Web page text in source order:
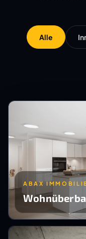
Alle
ABAX